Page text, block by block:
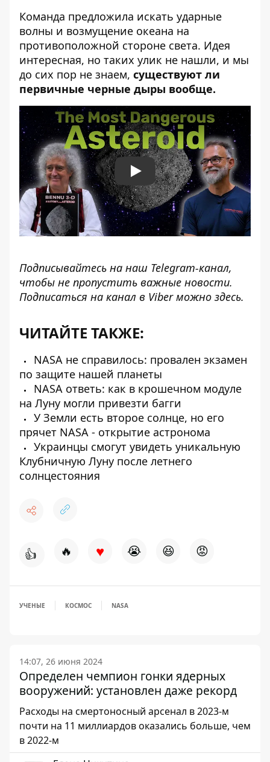
Команда предложила искать ударные
волны и возмущение океана на
противоположной стороне света. Идея
интересная, но таких улик не нашли, и мы
до сих пор не знаем, существуют ли
первичные черные дыры вообще.
Play
Подписывайтесь на наш Telegram-канал,
чтобы не пропустить важные новости.
Подписаться на канал в Viber можно здесь.
ЧИТАЙТЕ ТАКЖЕ:
NASA не справилось: провален экзамен
по защите нашей планеты
NASA ответь: как в крошечном модуле
на Луну могли привезти багги
У Земли есть второе солнце, но его
прячет NASA - открытие астронома
Украинцы смогут увидеть уникальную
Клубничную Луну после летнего
солнцестояния
👍 🔥 ♥ 😭 😆 😡
УЧЕНЫЕ КОСМОС NASA
14:07, 26 июня 2024
Определен чемпион гонки ядерных
вооружений: установлен даже рекорд
Расходы на смертоносный арсенал в 2023-м
почти на 11 миллиардов оказались больше, чем
в 2022-м